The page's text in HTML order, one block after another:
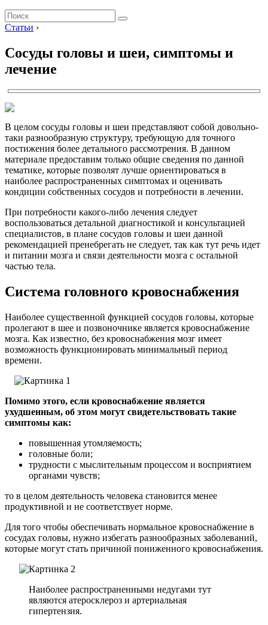
Статьи ›
Сосуды головы и шеи, симптомы и
лечение
В целом сосуды головы и шеи представляют собой довольно-
таки разнообразную структуру, требующую для точного
постижения более детального рассмотрения. В данном
материале предоставим только общие сведения по данной
тематике, которые позволят лучше ориентироваться в
наиболее распространенных симптомах и оценивать
кондиции собственных сосудов и потребности в лечении.
При потребности какого-либо лечения следует
воспользоваться детальной диагностикой и консультацией
специалистов, в плане сосудов головы и шеи данной
рекомендацией пренебрегать не следует, так как тут речь идет
и питании мозга и связи деятельности мозга с остальной
частью тела.
Система головного кровоснабжения
Наиболее существенной функцией сосудов головы, которые
пролегают в шее и позвоночнике является кровоснабжение
мозга. Как известно, без кровоснабжения мозг имеет
возможность функционировать минимальный период
времени.
Помимо этого, если кровоснабжение является
ухудшенным, об этом могут свидетельствовать такие
симптомы как:
повышенная утомляемость;
головные боли;
трудности с мыслительным процессом и восприятием
органами чувств;
то в целом деятельность человека становится менее
продуктивной и не соответствует норме.
Для того чтобы обеспечивать нормальное кровоснабжение в
сосудах головы, нужно избегать разнообразных заболеваний,
которые могут стать причиной пониженного кровоснабжения.
Наиболее распространенными недугами тут
являются атеросклероз и артериальная
гипертензия.